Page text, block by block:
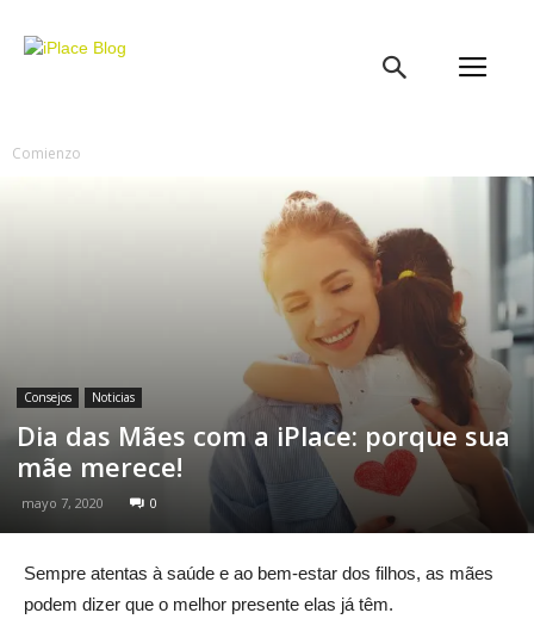
Comienzo
Consejos Noticias
Dia das Mães com a iPlace: porque sua
mãe merece!
mayo 7, 2020 0
Sempre atentas à saúde e ao bem-estar dos filhos, as mães
podem dizer que o melhor presente elas já têm.